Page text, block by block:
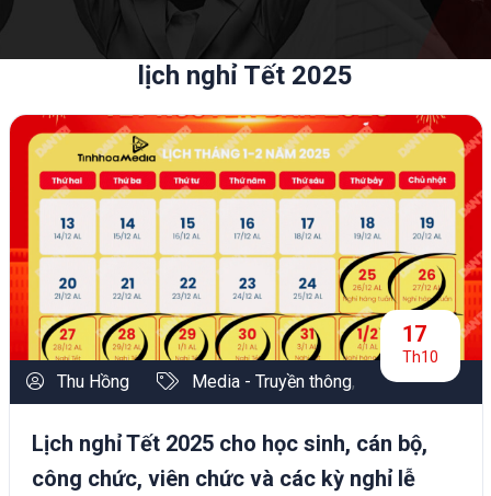
lịch nghỉ Tết 2025
Thu Hồng Media - Truyền thông,
17
Th10
Lịch nghỉ Tết 2025 cho học sinh, cán bộ,
công chức, viên chức và các kỳ nghỉ lễ